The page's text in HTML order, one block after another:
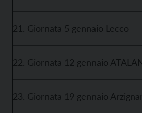
21. Giornata 5 gennaio Lecco
22. Giornata 12 gennaio
23. Giornata 19 gennaio